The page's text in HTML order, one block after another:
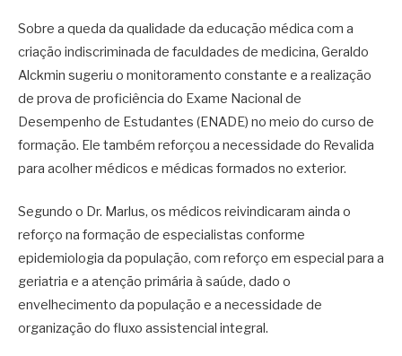
Sobre a queda da qualidade da educação médica com a
criação indiscriminada de faculdades de medicina, Geraldo
Alckmin sugeriu o monitoramento constante e a realização
de prova de proficiência do Exame Nacional de
Desempenho de Estudantes (ENADE) no meio do curso de
formação. Ele também reforçou a necessidade do Revalida
para acolher médicos e médicas formados no exterior.
Segundo o Dr. Marlus, os médicos reivindicaram ainda o
reforço na formação de especialistas conforme
epidemiologia da população, com reforço em especial para a
geriatria e a atenção primária à saúde, dado o
envelhecimento da população e a necessidade de
organização do fluxo assistencial integral.